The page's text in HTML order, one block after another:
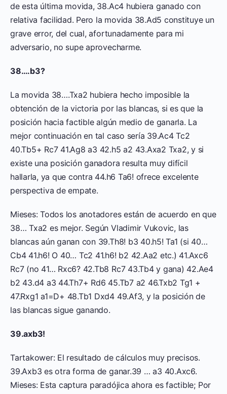
de esta última movida, 38.Ac4 hubiera ganado con
relativa facilidad. Pero la movida 38.Ad5 constituye un
grave error, del cual, afortunadamente para mi
adversario, no supe aprovecharme.
38….b3?
La movida 38….Txa2 hubiera hecho imposible la
obtención de la victoria por las blancas, si es que la
posición hacia factible algún medio de ganarla. La
mejor continuación en tal caso sería 39.Ac4 Tc2
40.Tb5+ Rc7 41.Ag8 a3 42.h5 a2 43.Axa2 Txa2, y si
existe una posición ganadora resulta muy difícil
hallarla, ya que contra 44.h6 Ta6! ofrece excelente
perspectiva de empate.
Mieses: Todos los anotadores están de acuerdo en que
38… Txa2 es mejor. Según Vladimir Vukovic, las
blancas aún ganan con 39.Th8! b3 40.h5! Ta1 (si 40…
Cb4 41.h6! O 40… Tc2 41.h6! b2 42.Aa2 etc.) 41.Axc6
Rc7 (no 41… Rxc6? 42.Tb8 Rc7 43.Tb4 y gana) 42.Ae4
b2 43.d4 a3 44.Th7+ Rd6 45.Tb7 a2 46.Txb2 Tg1 +
47.Rxg1 a1=D+ 48.Tb1 Dxd4 49.Af3, y la posición de
las blancas sigue ganando.
39.axb3!
Tartakower: El resultado de cálculos muy precisos.
39.Axb3 es otra forma de ganar.39 … a3 40.Axc6.
Mieses: Esta captura paradójica ahora es factible; Por